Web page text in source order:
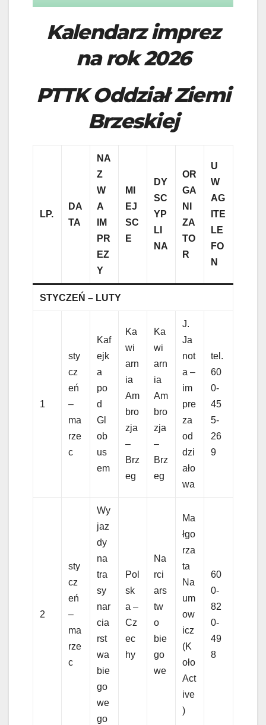
Kalendarz imprez
na rok 2026
PTTK Oddział Ziemi
Brzeskiej
LP.
DA
TA
NA
Z
W
A
IM
PR
EZ
Y
MI
EJ
SC
E
DY
SC
YP
LI
NA
OR
GA
NI
ZA
TO
R
U
W
AG
ITE
LE
FO
N
STYCZEŃ – LUTY
1
sty
cz
eń
–
ma
rze
c
Kaf
ejk
a
po
d
Gl
ob
us
em
Ka
wi
arn
ia
Am
bro
zja
–
Brz
eg
Ka
wi
arn
ia
Am
bro
zja
–
Brz
eg
J.
Ja
not
a –
im
pre
za
od
dzi
ało
wa
tel.
60
0-
45
5-
26
9
2
sty
cz
eń
–
ma
rze
c
Wy
jaz
dy
na
tra
sy
nar
cia
rst
wa
bie
go
we
go
Pol
sk
a –
Cz
ec
hy
Na
rci
ars
tw
o
bie
go
we
Ma
łgo
rza
ta
Na
um
ow
icz
(K
oło
Act
ive
)
60
0-
82
0-
49
8